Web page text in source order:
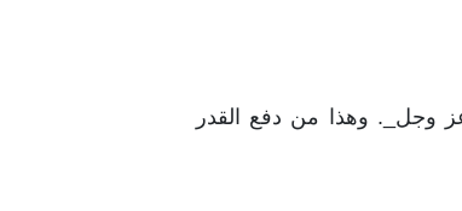
وجل_. وهذا من دفع القدر